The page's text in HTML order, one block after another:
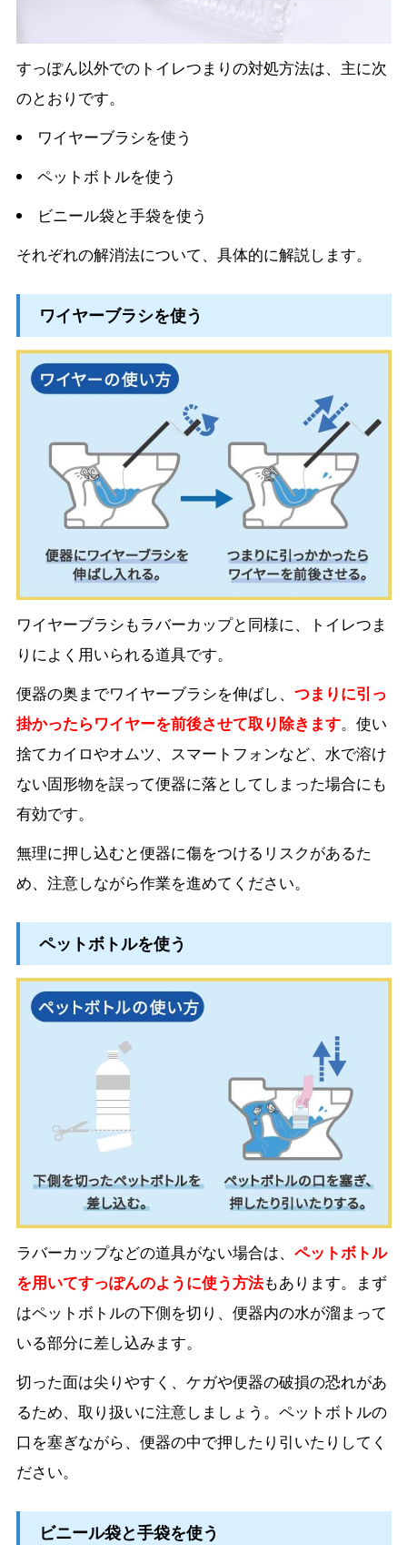
すっぽん以外でのトイレつまりの対処方法は、主に次
のとおりです。
ワイヤーブラシを使う
ペットボトルを使う
ビニール袋と手袋を使う
それぞれの解消法について、具体的に解説します。
ワイヤーブラシを使う
ワイヤーブラシもラバーカップと同様に、トイレつま
りによく用いられる道具です。
便器の奥までワイヤーブラシを伸ばし、 つまりに引っ
掛かったらワイヤーを前後させて取り除きます。使い
捨てカイロやオムツ、スマートフォンなど、水で溶け
ない固形物を誤って便器に落としてしまった場合にも
有効です。
無理に押し込むと便器に傷をつけるリスクがあるた
め、注意しながら作業を進めてください。
ペットボトルを使う
ラバーカップなどの道具がない場合は、 ペットボトル
を用いてすっぽんのように使う方法もあります。まず
はペットボトルの下側を切り、便器内の水が溜まって
いる部分に差し込みます。
切った面は尖りやすく、ケガや便器の破損の恐れがあ
るため、取り扱いに注意しましょう。ペットボトルの
口を塞ぎながら、便器の中で押したり引いたりしてく
ださい。
ビニール袋と手袋を使う